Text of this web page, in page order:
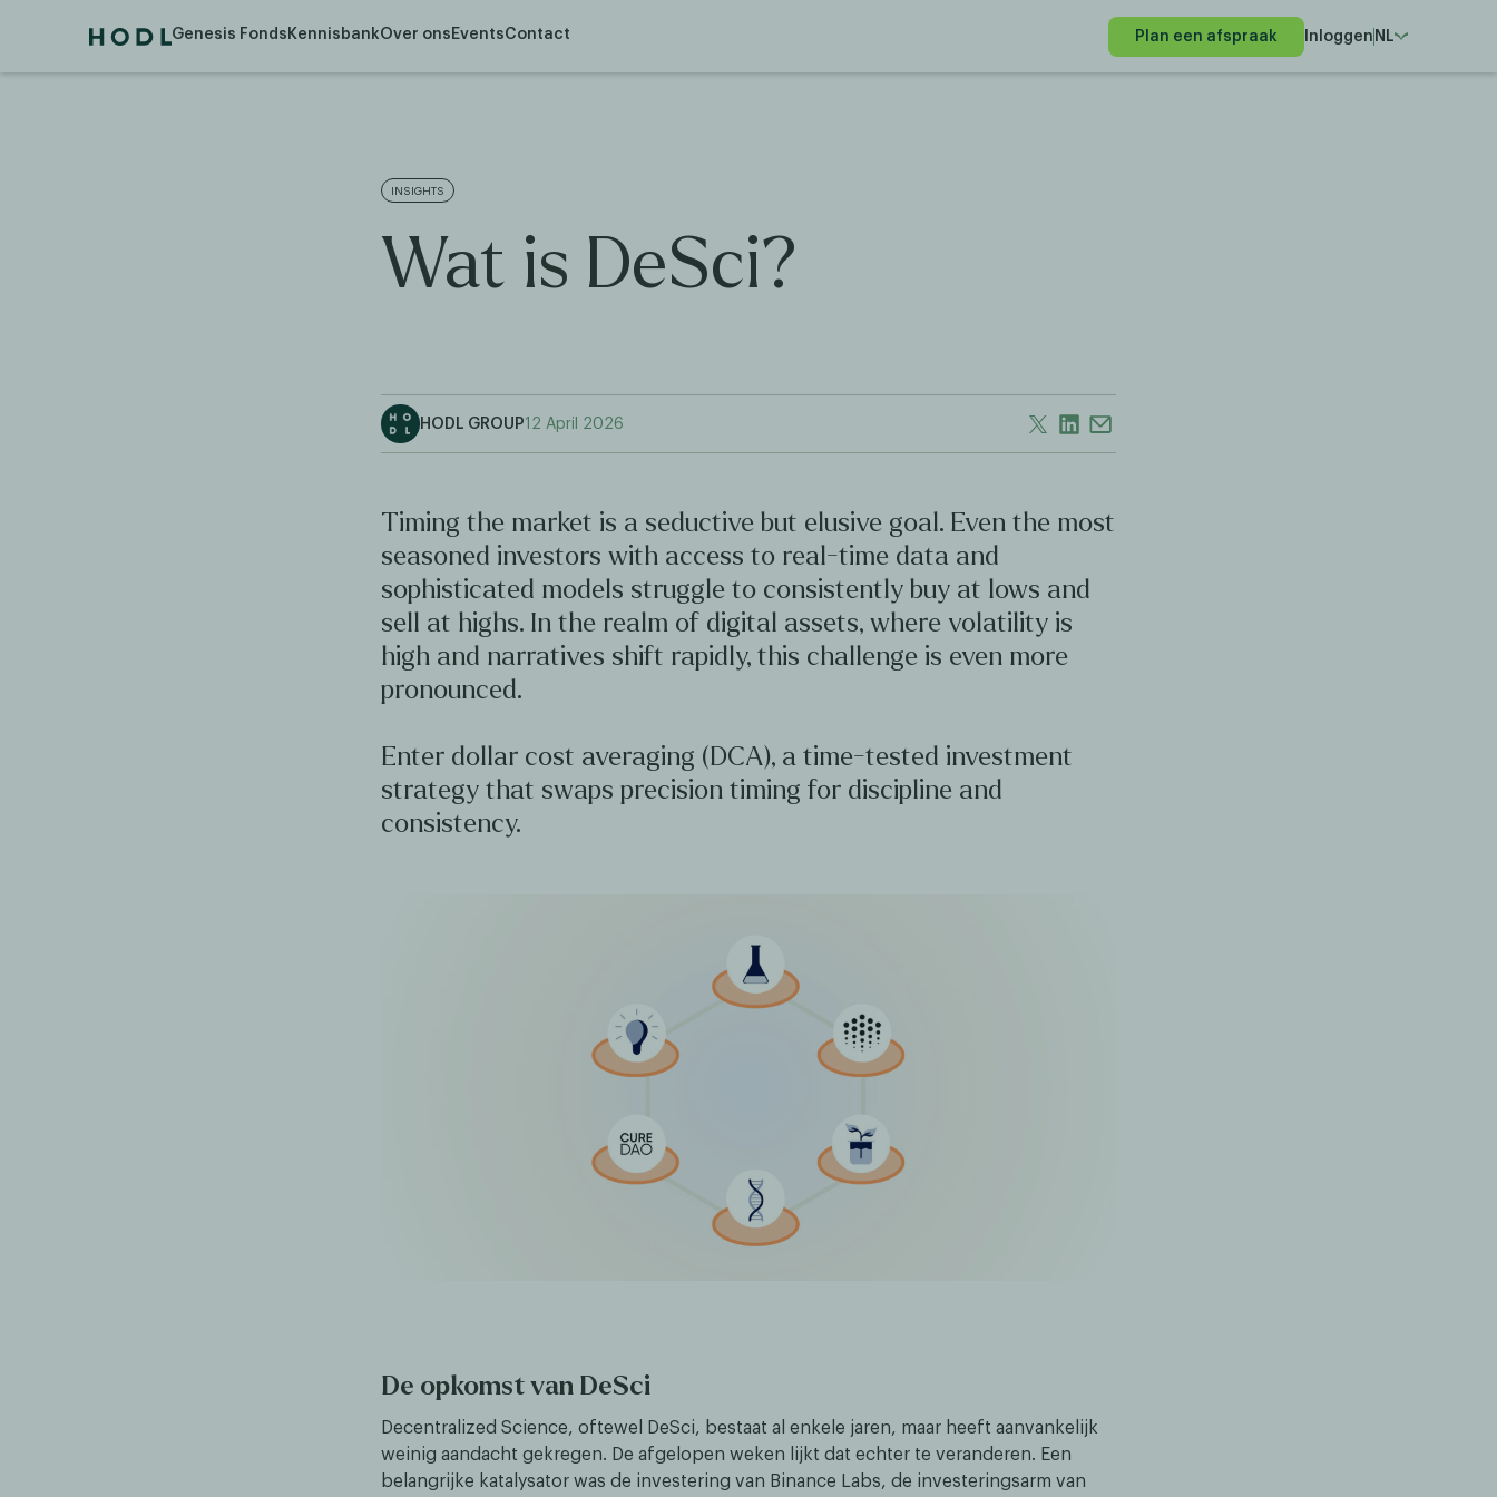
Genesis Fonds KennisbankOver ons EventsContact Plan een afspraak Inloggen NL
INSIGHTS
Wat is DeSci?
HODL GROUP12 April 2026
Timing the market is a seductive but elusive goal. Even the most
seasoned investors with access to real-time data and
sophisticated models struggle to consistently buy at lows and
sell at highs. In the realm of digital assets, where volatility is
high and narratives shift rapidly, this challenge is even more
pronounced.
Enter dollar cost averaging (DCA), a time-tested investment
strategy that swaps precision timing for discipline and
consistency.
De opkomst van DeSci
Decentralized Science, oftewel DeSci, bestaat al enkele jaren, maar heeft aanvankelijk
weinig aandacht gekregen. De afgelopen weken lijkt dat echter te veranderen. Een
belangrijke katalysator was de investering van Binance Labs, de investeringsarm van